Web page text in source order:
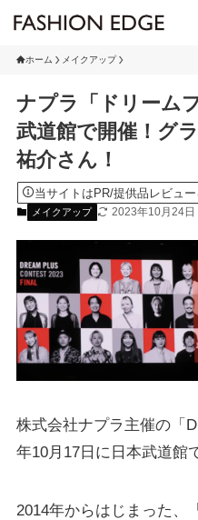
ホーム メイクアップ
ナプラ「ドリーム
武道館で開催！グ
祐介さん！
当サイトはPR/提供品レビュ
メイクアップ 2023年10月24日
株式会社ナプラ主催の「
年10月17日に日本武道館
2014年からはじまった、